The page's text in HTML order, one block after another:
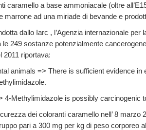
caramello a base ammoniacale (oltre
marrone ad una miriade di bevande e
dallo Iarc , l’Agenzia internazionale per
249 sostanze potenzialmente
2011 riportava:
animals => There is sufficient evidence in
4-Methylimidazole is possibly carcinogenic
dei coloranti caramello nell’ 8
pari a 300 mg per kg di peso corporeo